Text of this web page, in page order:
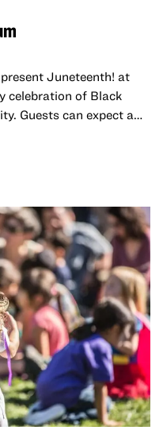
present Juneteenth! at
celebration of Black
Guests can expect a
delicious offerings
of Black culture.